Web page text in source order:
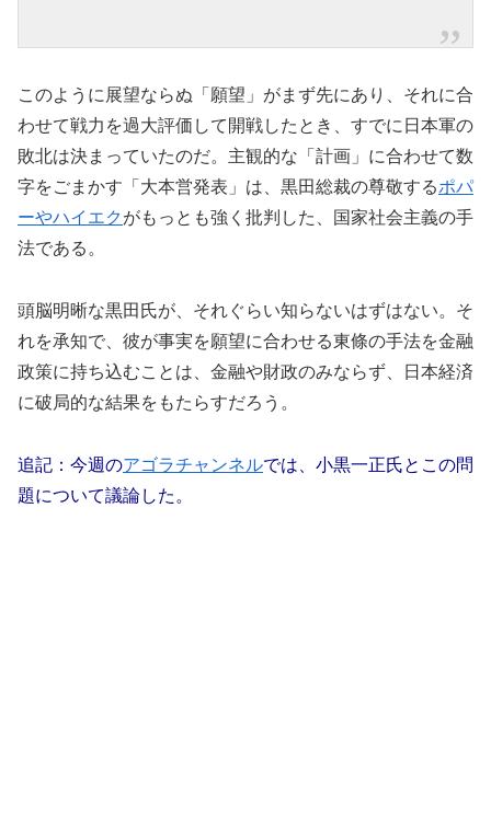
このように展望ならぬ「願望」がまず先にあり、それに合
わせて戦力を過大評価して開戦したとき、すでに日本軍の
敗北は決まっていたのだ。主観的な「計画」に合わせて数
字をごまかす「大本営発表」は、黒田総裁の尊敬するポパ
ーやハイエクがもっとも強く批判した、国家社会主義の手
法である。
頭脳明晰な黒田氏が、それぐらい知らないはずはない。そ
れを承知で、彼が事実を願望に合わせる東條の手法を金融
政策に持ち込むことは、金融や財政のみならず、日本経済
に破局的な結果をもたらすだろう。
追記：今週のアゴラチャンネルでは、小黒一正氏とこの問
題について議論した。